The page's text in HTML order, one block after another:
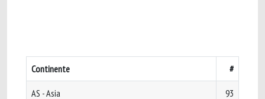
Continente #
AS - Asia 93